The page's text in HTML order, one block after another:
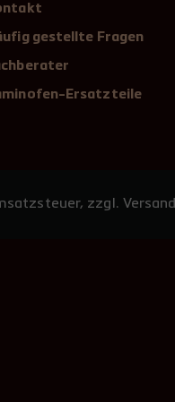
gestellte Fragen
Ersatzteile
zzgl. Versand